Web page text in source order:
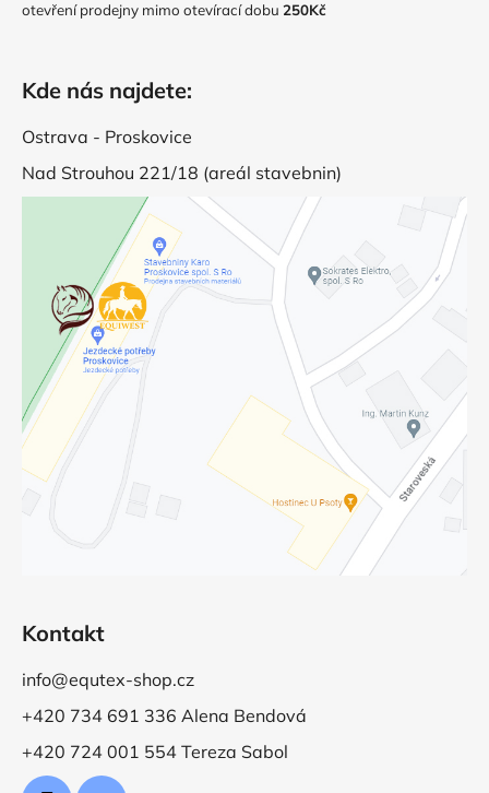
otevření prodejny mimo otevírací dobu 250Kč
Kde nás najdete:
Ostrava - Proskovice
Nad Strouhou 221/18 (areál stavebnin)
Kontakt
info@equtex-shop.cz
+420 734 691 336 Alena Bendová
+420 724 001 554 Tereza Sabol